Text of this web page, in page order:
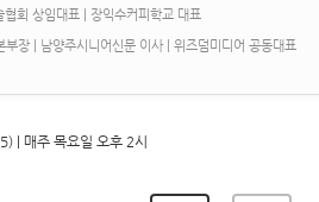
협회 상임대표 | 장익수커피학교 대표
부장 | 남양주시니어신문 이사 | 위즈덤미디어 공동대표
| 매주 목요일 오후 2시